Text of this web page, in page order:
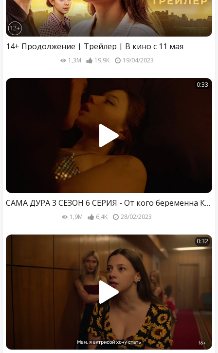
14+ Продолжение | Трейлер | В кино с 11 мая
1,3M 19,9K 19/04/2023
0:33
САМА ДУРА 3 СЕЗОН 6 СЕРИЯ - От кого беременна Крис???😲
1,9M 6,4K 28/02/2023
0:32